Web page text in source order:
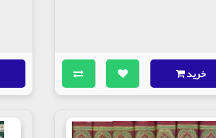
خرید